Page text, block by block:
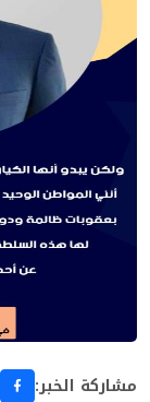
مشاركة الخبر: